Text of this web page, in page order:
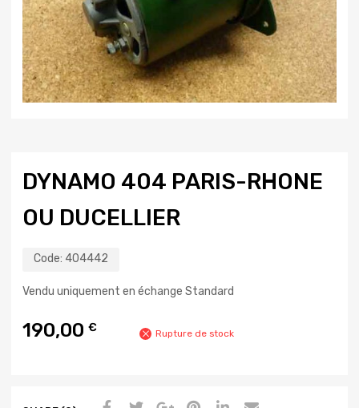
DYNAMO 404 PARIS-RHONE
OU DUCELLIER
Code: 404442
Vendu uniquement en échange Standard
190,00 € Rupture de stock